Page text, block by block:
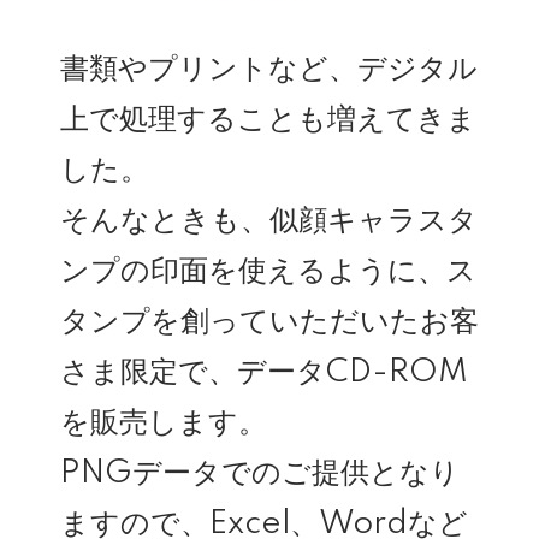
書類やプリントなど、デジタル
上で処理することも増えてきま
した。
そんなときも、似顔キャラスタ
ンプの印面を使えるように、ス
タンプを創っていただいたお客
さま限定で、データCD-ROM
を販売します。
PNGデータでのご提供となり
ますので、Excel、Wordなど